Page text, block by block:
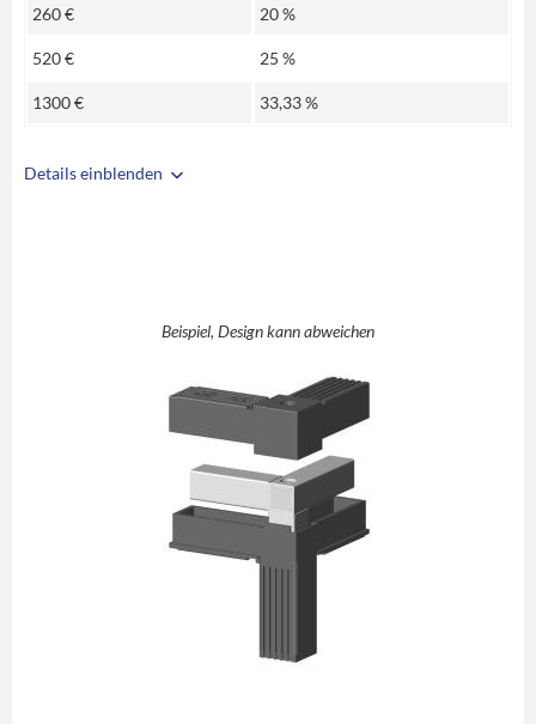
Details einblenden
L +1 (Winkel mitBeispiel, Design kann abweichen
260 € 20 %
520 € 25 %
1300 € 33,33 %